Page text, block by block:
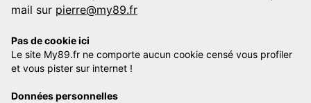
mail sur pierre@my89.fr
Pas de cookie ici
Le site My89.fr ne comporte aucun cookie censé vous profiler
et vous pister sur internet !
Données personnelles